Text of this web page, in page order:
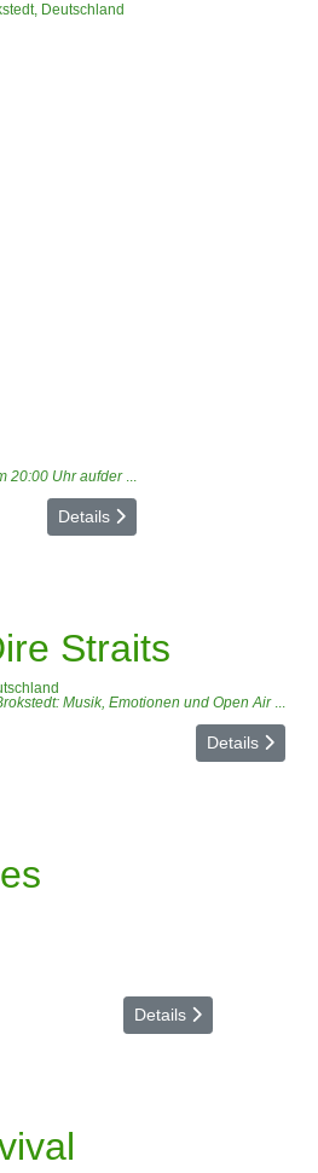
Deutschland
20:00 Uhr aufder...
Details
Straits
Musik, Emotionen und Open Air...
Details
Details